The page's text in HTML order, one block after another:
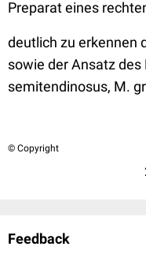
Preparat eines
deutlich zu erkennen
sowie der Ansatz des
semitendinosus, M.
© Copyright
Feedback